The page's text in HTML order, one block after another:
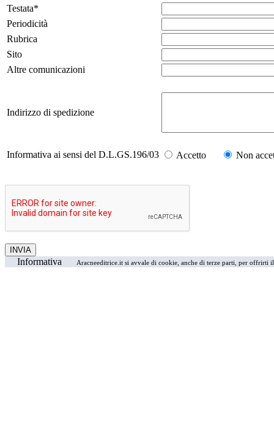
Testata*
Periodicità
Rubrica
Sito
Altre comunicazioni
Indirizzo di spedizione
Informativa ai sensi del D.L.GS.196/03 Accetto Non
Informativa Aracneeditrice.it si avvale di cookie, anche di terze parti, per